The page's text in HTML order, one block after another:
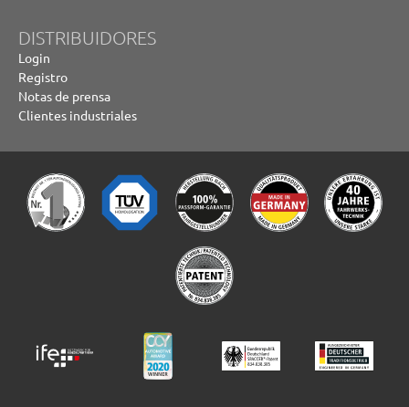
DISTRIBUIDORES
Login
Registro
Notas de prensa
Clientes industriales